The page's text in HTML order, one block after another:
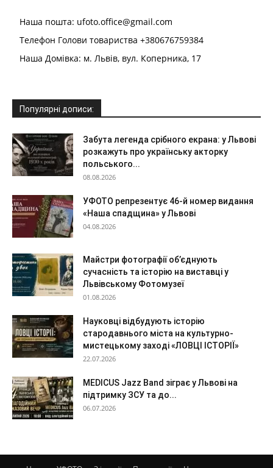
Наша пошта: ufoto.office@gmail.com
Телефон Голови товариства +380676759384
Наша Домівка: м. Львів, вул. Коперника, 17
Популярні дописи:
Забута легенда срібного екрана: у Львові
розкажуть про українську акторку
польського...
08.08.2026
УФОТО репрезентує 46-й номер видання
«Наша спадщина» у Львові
04.08.2026
Майстри фотографії об’єднують
сучасність та історію на виставці у
Львівському Фотомузеї
01.08.2026
Науковці відбудують історію
стародавнього міста на культурно-
мистецькому заході «ЛОВЦІ ІСТОРІЇ»
22.07.2026
MEDICUS Jazz Band зіграє у Львові на
підтримку ЗСУ та до...
06.07.2026